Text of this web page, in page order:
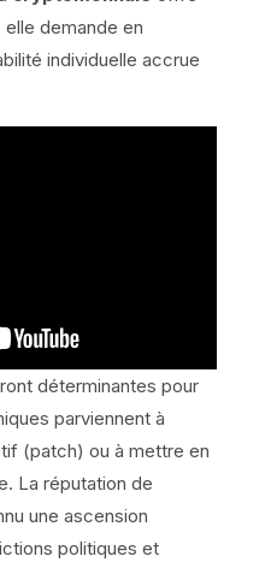
demande en
individuelle accrue
déterminantes pour
parviennent à
(patch) ou à mettre en
La réputation de
une ascension
politiques et